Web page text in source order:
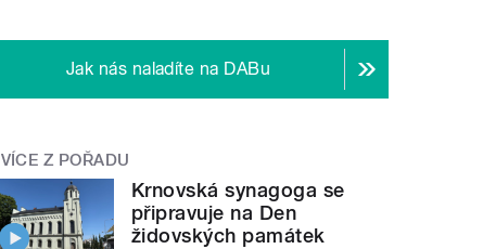
Jak nás naladíte na DABu
VÍCE Z POŘADU
Krnovská synagoga se
připravuje na Den
židovských památek